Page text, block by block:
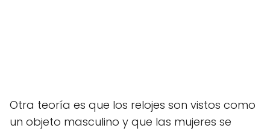
Otra teoría es que los relojes son vistos como
un objeto masculino y que las mujeres se